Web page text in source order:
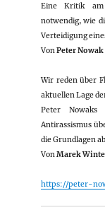
Eine Kritik am
notwendig, wie
Verteidigung
VonPeter Nowak
Wir reden über
aktuellen Lage
Peter Nowaks
Antirassismus
die Grundlagen
VonMarek
https://peter-